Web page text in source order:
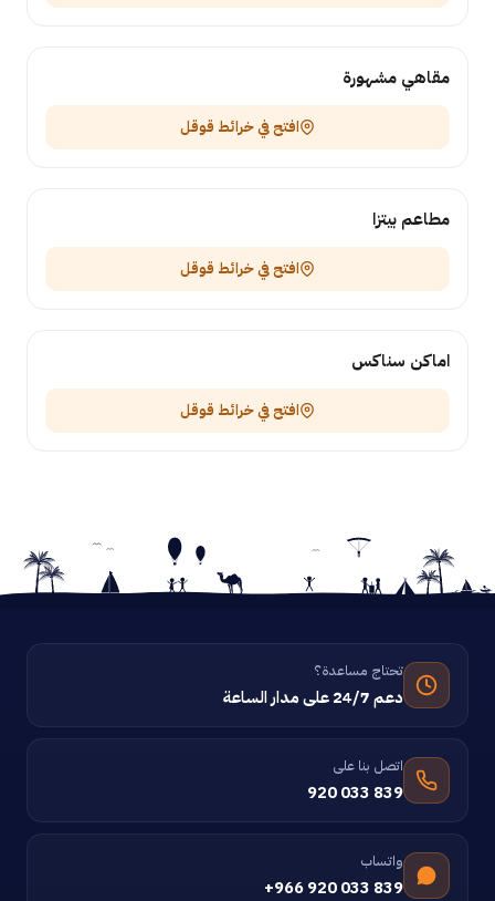
مقاهي مشهورة
افتح في خرائط قوقل
مطاعم بيتزا
افتح في خرائط قوقل
اماكن سناكس
افتح في خرائط قوقل
تحتاج مساعدة؟
دعم 24/7 على مدار الساعة
اتصل بنا على
920 033 839
واتساب
+966 920 033 839